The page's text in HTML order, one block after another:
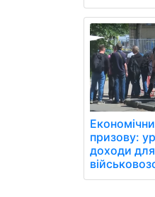
призову:
доходи для